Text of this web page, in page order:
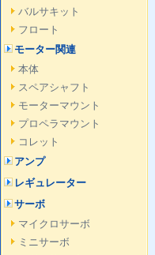
バルサキット
フロート
モーター関連
本体
スペアシャフト
モーターマウント
プロペラマウント
コレット
アンプ
レギュレーター
サーボ
マイクロサーボ
ミニサーボ